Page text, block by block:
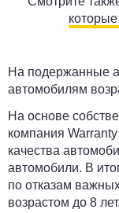
На подержанные
автомобилям
На основе
компания
качества
автомобили. В
по отказам
возрастом до 8 лет.